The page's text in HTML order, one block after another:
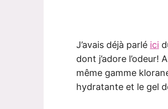
J’avais déjà parlé ici
dont j’adore l’odeur!
même gamme
hydratante et le gel